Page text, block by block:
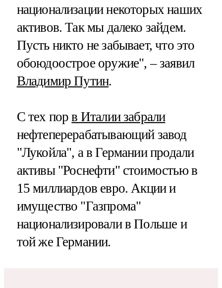
национализации некоторых наших
активов. Так мы далеко зайдем.
Пусть никто не забывает, что это
обоюдоострое оружие", – заявил
Владимир Путин.
С тех порв Италии забрали
нефтеперерабатывающий завод
"Лукойла", а в Германии продали
активы "Роснефти" стоимостью в
15 миллиардов евро. Акции и
имущество "Газпрома"
национализировали в Польше и
той же Германии.